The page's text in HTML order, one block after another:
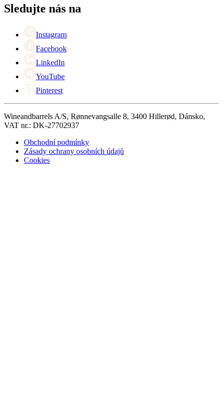
Black Friday
Singles Day
Sledujte nás na
Instagram
Facebook
LinkedIn
YouTube
Pinterest
Wineandbarrels A/S, Rønnevangsalle 8, 3400 Hillerød, Dánsko,
VAT nr.: DK-27702937
Obchodní podmínky
Zásady ochrany osobních údajů
Cookies